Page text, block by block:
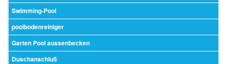
Swimming-Pool
poolbodenreiniger
Garten Pool aussenbecken
Duschanschluß